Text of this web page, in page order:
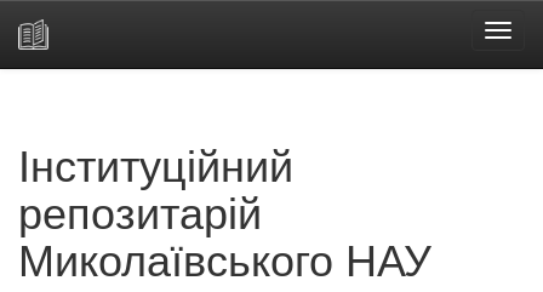
Інституційний
репозитарій
Миколаївського НАУ